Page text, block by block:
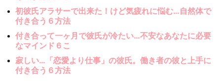
初彼氏アラサーで出来た！けど気疲れに悩む…自然体で
付き合う６方法
付き合って一ヶ月で彼氏が冷たい…不安なあなたに必要
なマインド６こ
寂しい…「恋愛より仕事」の彼氏。働き者の彼と上手に
付き合う６方法